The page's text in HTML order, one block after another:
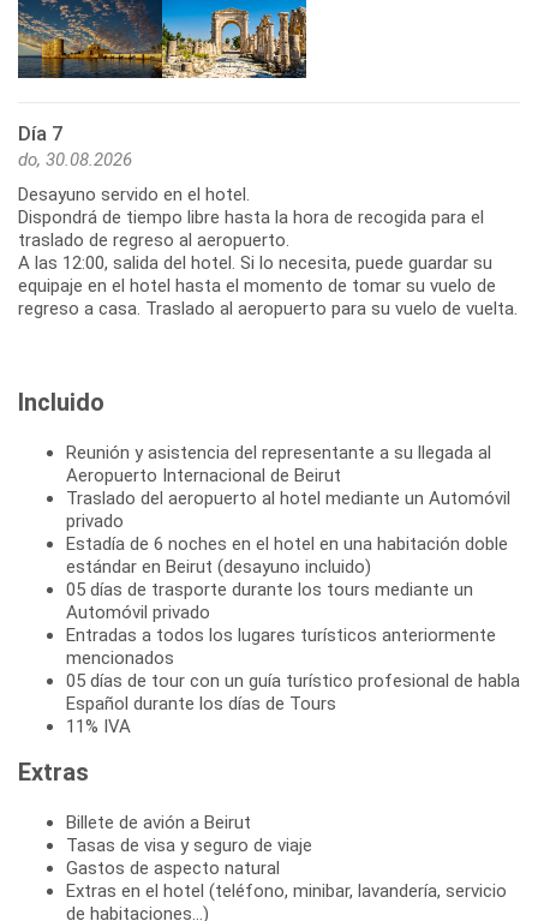
Día 7
do, 30.08.2026
Desayuno servido en el hotel.
Dispondrá de tiempo libre hasta la hora de recogida para el
traslado de regreso al aeropuerto.
A las 12:00, salida del hotel. Si lo necesita, puede guardar su
equipaje en el hotel hasta el momento de tomar su vuelo de
Incluido
Reunión y asistencia del representante a su llegada al
Aeropuerto Internacional de Beirut
Traslado del aeropuerto al hotel mediante un Automóvil
privado
Estadía de 6 noches en el hotel en una habitación doble
estándar en Beirut (desayuno incluido)
05 días de trasporte durante los tours mediante un
Automóvil privado
Entradas a todos los lugares turísticos anteriormente
mencionados
05 días de tour con un guía turístico profesional de habla
Español durante los días de Tours
11% IVA
Extras
Billete de avión a Beirut
Tasas de visa y seguro de viaje
Gastos de aspecto natural
Extras en el hotel (teléfono, minibar, lavandería, servicio
de habitaciones...)